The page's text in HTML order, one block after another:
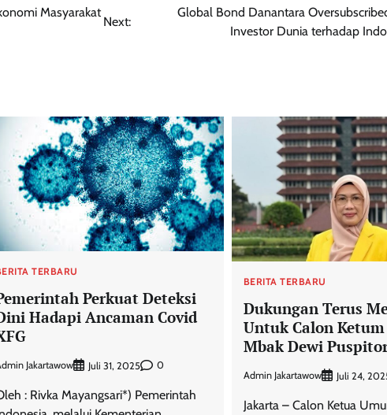
Masyarakat
Next:
Global Bond Danantara
Investor Dunia terhadap
TERBARU
Perkuat Deteksi
Hadapi Ancaman Covid
Jakartawow Juli 31, 2025 0
: Rivka Mayangsari*) Pemerintah
BERITA TERBARU
Dukungan Terus
Untuk Calon
Mbak Dewi
Admin Jakartawow Juli 24,
Jakarta – Calon Ketua